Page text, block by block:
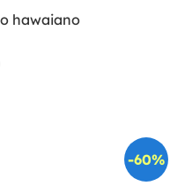
hawaiano
-60%